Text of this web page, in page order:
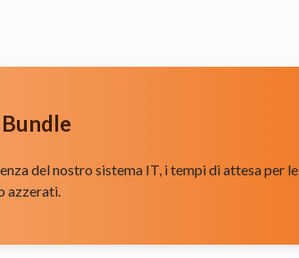
del nostro sistema IT, i tempi di attesa per le
azzerati.